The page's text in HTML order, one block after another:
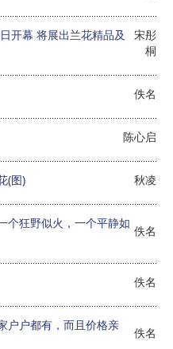
开幕 将展出兰花精品及
宋彤
桐
佚名
陈心启
(图) 秋凌
个狂野似火，一个平静如
佚名
佚名
户户都有，而且价格亲
佚名